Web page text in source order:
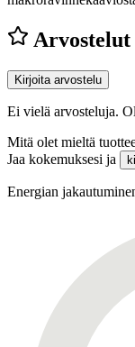
Arvostelut
Kirjoita arvostelu
Ei vielä arvosteluja.
Mitä olet mieltä
Jaa kokemuksesi ja
Energian